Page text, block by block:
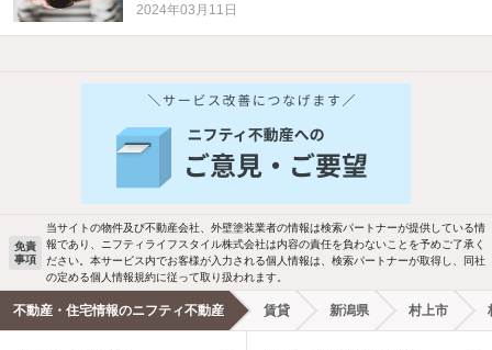
2024年03月11日
他の人はこんな条件で絞り込んでいます！
バス・トイレ別 2階以上
洗濯機置場あり 独立洗面台
エアコンあり 都市ガス
免責
事項
当サイトの物件及び不動産会社、外壁塗装業者の情報は検索パートナーが提供している情
報であり、ニフティライフスタイル株式会社は内容の責任を負わないことを予めご了承く
ださい。本サービス内でお客様が入力される個人情報は、検索パートナーが取得し、同社
の定める個人情報規約に従って取り扱われます。
不動産・住宅情報のニフティ不動産 賃貸 新潟県 村上市